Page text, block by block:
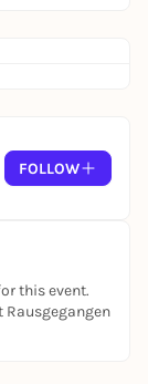
an der
keine
FOLLOW
this event.